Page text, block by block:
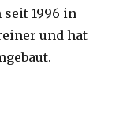
1996 in
und hat